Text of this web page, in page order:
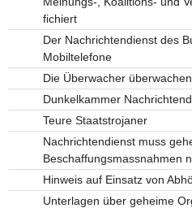
fichiert
Der Nachrichtendienst des
Mobiltelefone
Die Überwacher
Dunkelkammer
Teure Staatstrojaner
Nachrichtendienst muss
Beschaffungsmassnahmen
Hinweis auf Einsatz von
Unterlagen über geheime